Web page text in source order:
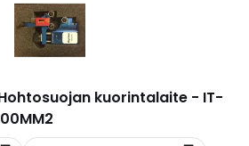
kuorintalaite - IT-